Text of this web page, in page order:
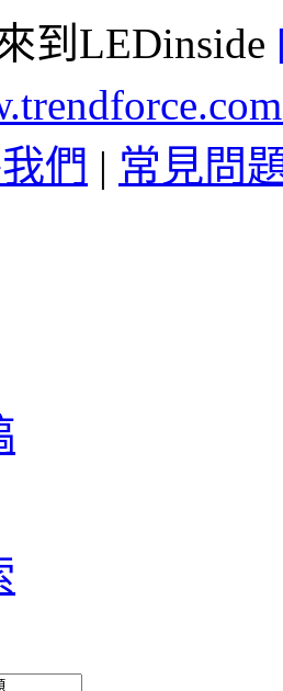
到LEDinside
們 | 常見問